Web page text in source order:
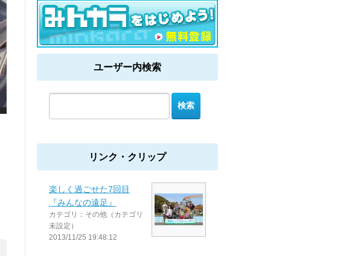
ユーザー内検索
リンク・クリップ
楽しく過ごせた7回目
『みんなの遠足』
カテゴリ：その他（カテゴリ
未設定）
2013/11/25 19:48:12